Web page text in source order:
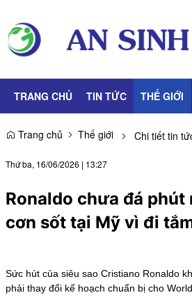
TRANG CHỦ TIN TỨC THẾ GIỚI
Trang chủ
Thế giới Chi tiết tin
Thứ ba, 16/06/2026 | 13:27
Ronaldo chưa đá phút
cơn sốt tại Mỹ vì đi
Sức hút của siêu sao Cristiano Ronaldo
phải thay đổi kế hoạch chuẩn bị cho